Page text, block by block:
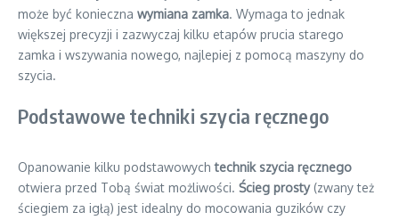
może być konieczna wymiana zamka. Wymaga to jednak
większej precyzji i zazwyczaj kilku etapów prucia starego
zamka i wszywania nowego, najlepiej z pomocą maszyny do
szycia.
Podstawowe techniki szycia ręcznego
Opanowanie kilku podstawowychtechnik szycia ręcznego
otwiera przed Tobą świat możliwości. Ścieg prosty(zwany też
ściegiem za igłą) jest idealny do mocowania guzików czy